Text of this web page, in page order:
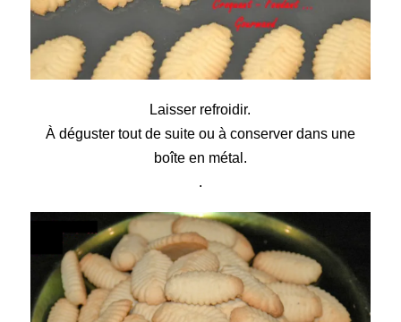
Laisser refroidir.
À déguster tout de suite ou à conserver dans une
boîte en métal.
.